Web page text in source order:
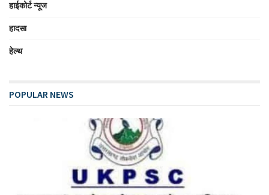
हाईकोर्ट न्यूज
हादसा
हेल्थ
POPULAR NEWS